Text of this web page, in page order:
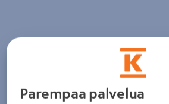
Parempaa palvelua